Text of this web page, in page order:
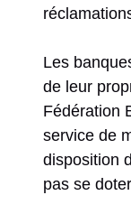
Les
de leur
Fédération
service de
disposition
pas se